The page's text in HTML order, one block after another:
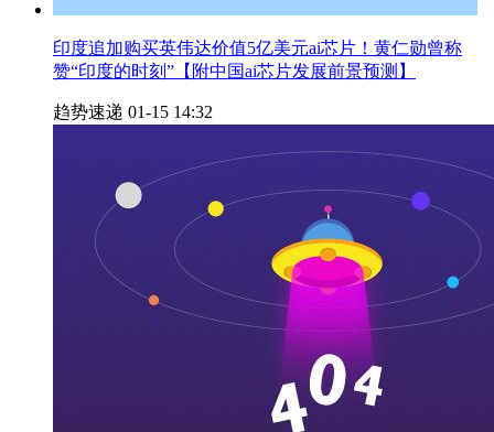
印度追加购买英伟达价值5亿美元ai芯片！黄仁勋曾称
赞“印度的时刻”【附中国ai芯片发展前景预测】
趋势速递 01-15 14:32